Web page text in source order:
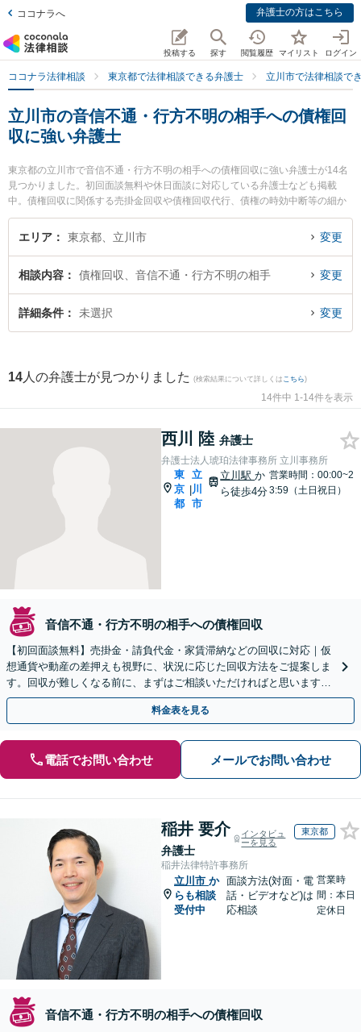
ココナラへ 弁護士の方はこちら
投稿する 探す 閲覧履歴 マイリスト ログイン
ココナラ法律相談 東京都で法律相談できる弁護士 立川市で法律相談で
立川市の音信不通・行方不明の相手への債権回
収に強い弁護士
東京都の立川市で音信不通・行方不明の相手への債権回収に強い弁護士が14名
見つかりました。初回面談無料や休日面談に対応している弁護士なども掲載
中。債権回収に関係する売掛金回収や債権回収代行、債権の時効中断等の細か
な分野での絞り込み検索もでき便利です。特に弁護士法人琥珀法律事務所 立川
事務所の西川 陸弁護士や原後綜合法律事務所 立川事務所の今浦 啓弁護士、あ
不明の相手への債権回収のトラブルを今すぐに弁護士に相談したい』『音信不
通・行方不明の相手への債権回収のトラブル解決の実績豊富な近くの弁護士を
検索したい』『初回相談無料で音信不通・行方不明の相手への債権回収を法律
エリア 東京都、立川市 変更
相談内容 債権回収、音信不通・行方不明の相手 変更
詳細条件 未選択 変更
14 人の弁護士が見つかりました (検索結果について詳しくは こちら)
14件中 1-14件を表示
西川 陸 弁護士
弁護士法人琥珀法律事務所 立川事務所
東
京
都
|
立
川
市
立川駅か
ら徒歩4分
営業時間：00:00~2
3:59（土日祝日）
音信不通・行方不明の相手への債権回収
【初回面談無料】売掛金・請負代金・家賃滞納などの回収に対応｜仮
想通貨や動産の差押えも視野に、状況に応じた回収方法をご提案しま
す。回収が難しくなる前に、まずはご相談いただければと思います。
【電話・オンライン面談可】
料金表を見る
電話でお問い合わせ メールでお問い合わせ
稲井 要介
弁護士
インタビュ
ーを見る
東京都
稲井法律特許事務所
立川市 か
らも相談
受付中
面談方法(対面・電
話・ビデオなど)は
応相談
営業時
間：本日
定休日
音信不通・行方不明の相手への債権回収